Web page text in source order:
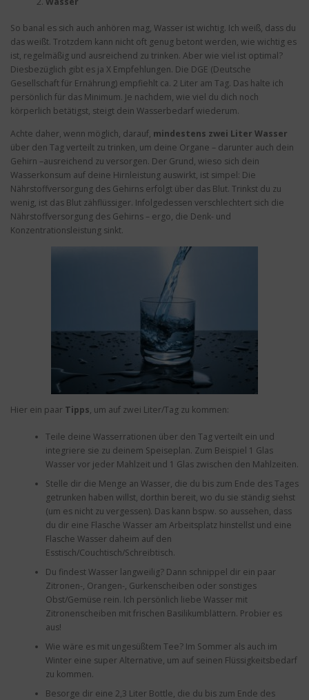
So banal es sich auch anhören mag, Wasser ist wichtig. Ich weiß, dass du
das weißt. Trotzdem kann nicht oft genug betont werden, wie wichtig es
ist, regelmäßig und ausreichend zu trinken. Aber wie viel ist optimal?
Diesbezüglich gibt es ja X Empfehlungen. Die DGE (Deutsche
Gesellschaft für Ernährung) empfiehlt ca. 2 Liter am Tag. Das halte ich
persönlich für das Minimum. Je nachdem, wie viel du dich noch
körperlich betätigst, steigt dein Wasserbedarf wiederum.
Achte daher, wenn möglich, darauf, mindestens zwei Liter Wasser
über den Tag verteilt zu trinken, um deine Organe – darunter auch dein
Gehirn –ausreichend zu versorgen. Der Grund, wieso sich dein
Wasserkonsum auf deine Hirnleistung auswirkt, ist simpel: Die
Nährstoffversorgung des Gehirns erfolgt über das Blut. Trinkst du zu
wenig, ist das Blut zähflüssiger. Infolgedessen verschlechtert sich die
Nährstoffversorgung des Gehirns – ergo, die Denk- und
Konzentrationsleistung sinkt.
Hier ein paar Tipps, um auf zwei Liter/Tag zu kommen:
Teile deine Wasserrationen über den Tag verteilt ein und
integriere sie zu deinem Speiseplan. Zum Beispiel 1 Glas
Wasser vor jeder Mahlzeit und 1 Glas zwischen den Mahlzeiten.
Stelle dir die Menge an Wasser, die du bis zum Ende des Tages
getrunken haben willst, dorthin bereit, wo du sie ständig siehst
(um es nicht zu vergessen). Das kann bspw. so aussehen, dass
du dir eine Flasche Wasser am Arbeitsplatz hinstellst und eine
Flasche Wasser daheim auf den
Esstisch/Couchtisch/Schreibtisch.
Du findest Wasser langweilig? Dann schnippel dir ein paar
Zitronen-, Orangen-, Gurkenscheiben oder sonstiges
Obst/Gemüse rein. Ich persönlich liebe Wasser mit
Zitronenscheiben mit frischen Basilikumblättern. Probier es
aus!
Wie wäre es mit ungesüßtem Tee? Im Sommer als auch im
Winter eine super Alternative, um auf seinen Flüssigkeitsbedarf
zu kommen.
Besorge dir eine 2,3 Liter Bottle, die du bis zum Ende des